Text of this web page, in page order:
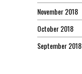
November 2018
October 2018
September 2018